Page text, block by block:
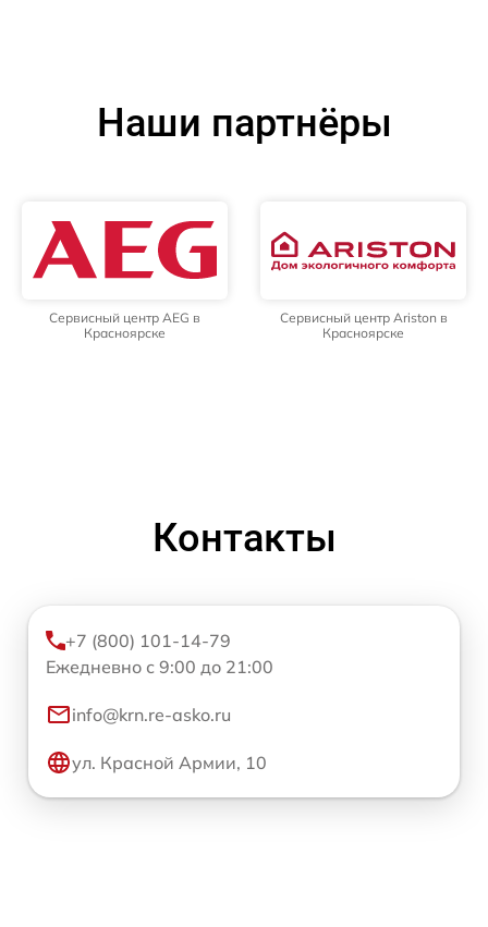
Наши партнёры
Сервисный центр AEG в
Красноярске
Сервисный центр Ariston в
Красноярске
Контакты
+7 (800) 101-14-79
Ежедневно с 9:00 до 21:00
info@krn.re-asko.ru
ул. Красной Армии, 10